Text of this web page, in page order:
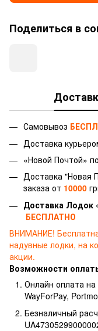
Поделиться в
Самовывоз
Доставка
«Новой Почтой»
Доставка "Новая
заказа от 10000
Доставка Лодок
БЕСПЛАТНО
ВНИМАНИЕ!
надувные лодки, на
акции.
Возможности
Онлайн оплата
WayForPay,
Безналичный